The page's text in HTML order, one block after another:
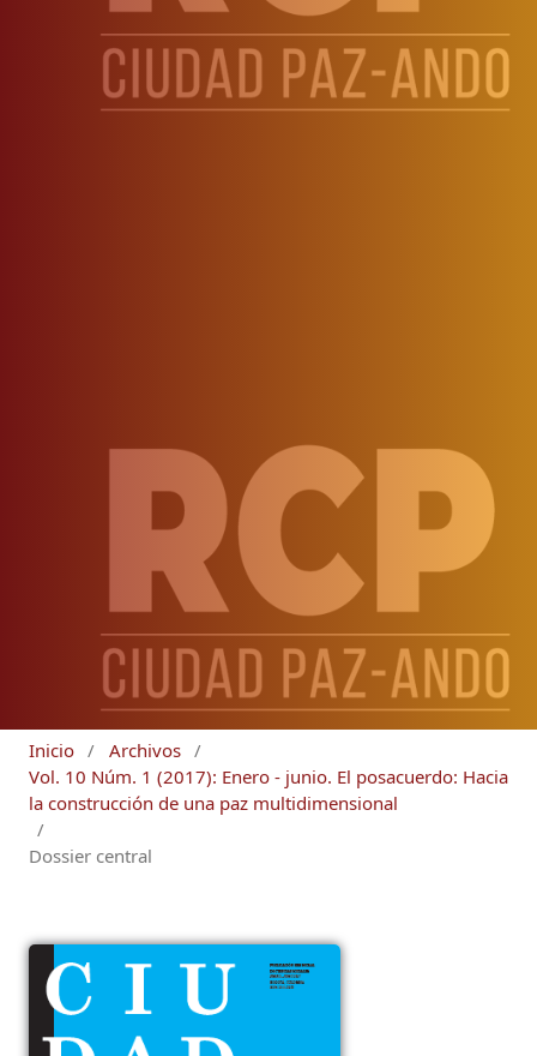
Inicio / Archivos /
Vol. 10 Núm. 1 (2017): Enero - junio. El posacuerdo: Hacia
la construcción de una paz multidimensional
/
Dossier central